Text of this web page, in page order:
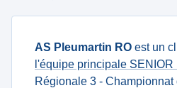
AS Pleumartin RO est un
l'équipe principale SENIOR
Régionale 3 -